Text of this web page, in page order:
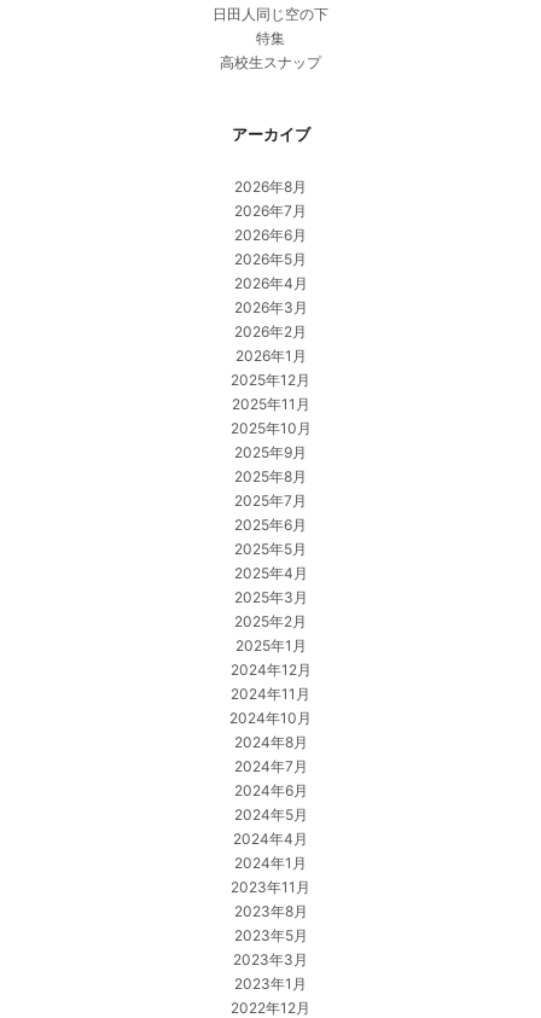
日田人同じ空の下
特集
高校生スナップ
アーカイブ
2026年8月
2026年7月
2026年6月
2026年5月
2026年4月
2026年3月
2026年2月
2026年1月
2025年12月
2025年11月
2025年10月
2025年9月
2025年8月
2025年7月
2025年6月
2025年5月
2025年4月
2025年3月
2025年2月
2025年1月
2024年12月
2024年11月
2024年10月
2024年8月
2024年7月
2024年6月
2024年5月
2024年4月
2024年1月
2023年11月
2023年8月
2023年5月
2023年3月
2023年1月
2022年12月